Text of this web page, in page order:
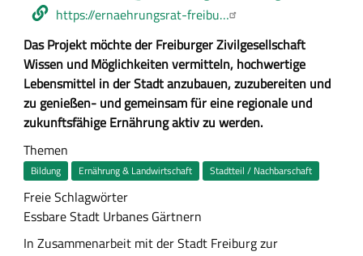
Mail-
Webseite
https://ernaehrungsrat-freibu…
Z
u
s
a
m
m
e
n
f
a
s
Das Projekt möchte der Freiburger Zivilgesellschaft
Wissen und Möglichkeiten vermitteln, hochwertige
Lebensmittel in der Stadt anzubauen, zuzubereiten und
zu genießen- und gemeinsam für eine regionale und
zukunftsfähige Ernährung aktiv zu werden.
Themen
Bildung Ernährung & Landwirtschaft Stadtteil / Nachbarschaft
Freie Schlagwörter
Essbare Stadt Urbanes Gärtnern
A
In Zusammenarbeit mit der Stadt Freiburg zur